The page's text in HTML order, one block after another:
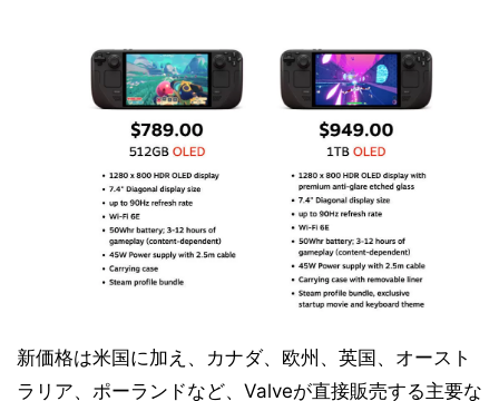
新価格は米国に加え、カナダ、欧州、英国、オースト
ラリア、ポーランドなど、Valveが直接販売する主要な